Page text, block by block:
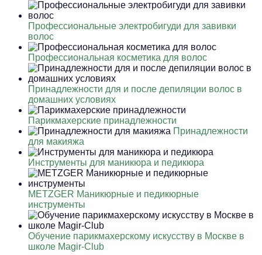
Профессиональные электробигуди для завивки
волос
Профессиональная косметика для волос
Принадлежности для и после депиляции волос в
домашних условиях
Парикмахерские принадлежности
Принадлежности
для макияжа
Инструменты для маникюра и педикюра
METZGER Маникюрные и педикюрные
инструменты
Обучение парикмахерскому искусству в Москве в
школе Magir-Club